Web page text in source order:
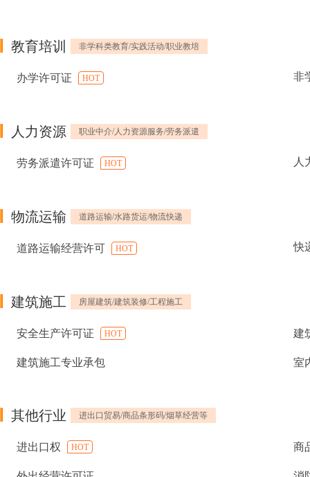
教育培训 非学科类教育/实践活动/职业教培
办学许可证 HOT 非
人力资源 职业中介/人力资源服务/劳务派遣
劳务派遣许可证 HOT 人
物流运输 道路运输/水路货运/物流快递
道路运输经营许可 HOT 快
建筑施工 房屋建筑/建筑装修/工程施工
安全生产许可证 HOT 建
建筑施工专业承包 室
其他行业 进出口贸易/商品条形码/烟草经营等
进出口权 HOT 商